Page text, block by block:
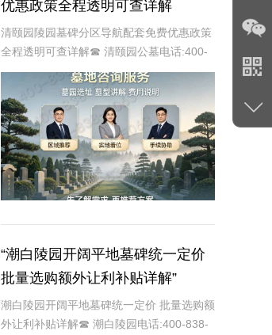
优惠政策全程透明可查详解
清颐园陵园墓碑分区导航配套免费优惠政策
全程透明可查详解☎ 清颐园公墓电话:400-
838-5063在现代社会，人们对死亡和身后
事的规划越来越重视。清颐园陵园作为一家
专业的陵园机构，提供了一系列贴心、
“潮白陵园开阔平地墓碑统一定价
批量选购额外让利补贴详解”
潮白陵园开阔平地墓碑统一定价 批量选购额
外让利补贴详解☎ 潮白陵园电话:400-838-